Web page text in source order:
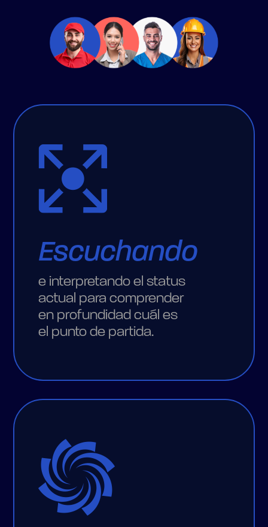
Escuchando
e interpretando el status
actual para comprender
en profundidad cuál es
el punto de partida.